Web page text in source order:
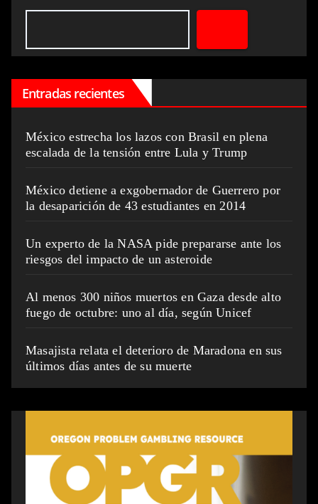
Entradas recientes
México estrecha los lazos con Brasil en plena
escalada de la tensión entre Lula y Trump
México detiene a exgobernador de Guerrero por
la desaparición de 43 estudiantes en 2014
Un experto de la NASA pide prepararse ante los
riesgos del impacto de un asteroide
Al menos 300 niños muertos en Gaza desde alto
fuego de octubre: uno al día, según Unicef
Masajista relata el deterioro de Maradona en sus
últimos días antes de su muerte